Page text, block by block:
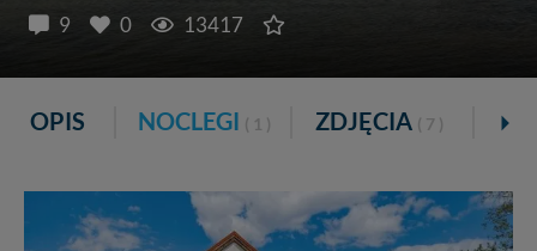
9
0 13417
OPIS NOCLEGI ( 1 ) ZDJĘCIA ( 7 )